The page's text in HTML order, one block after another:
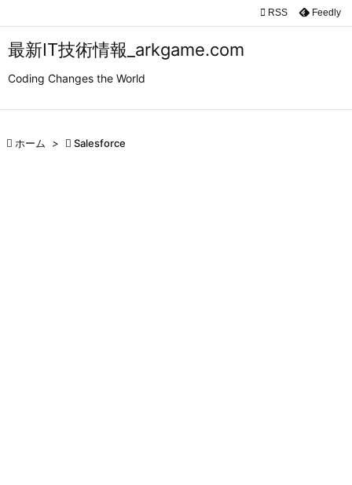
最新IT技術情報_arkgame.com
Coding Changes the World


 RSS Feedly
 ホーム >  Salesforce